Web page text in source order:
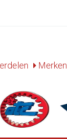
Merken